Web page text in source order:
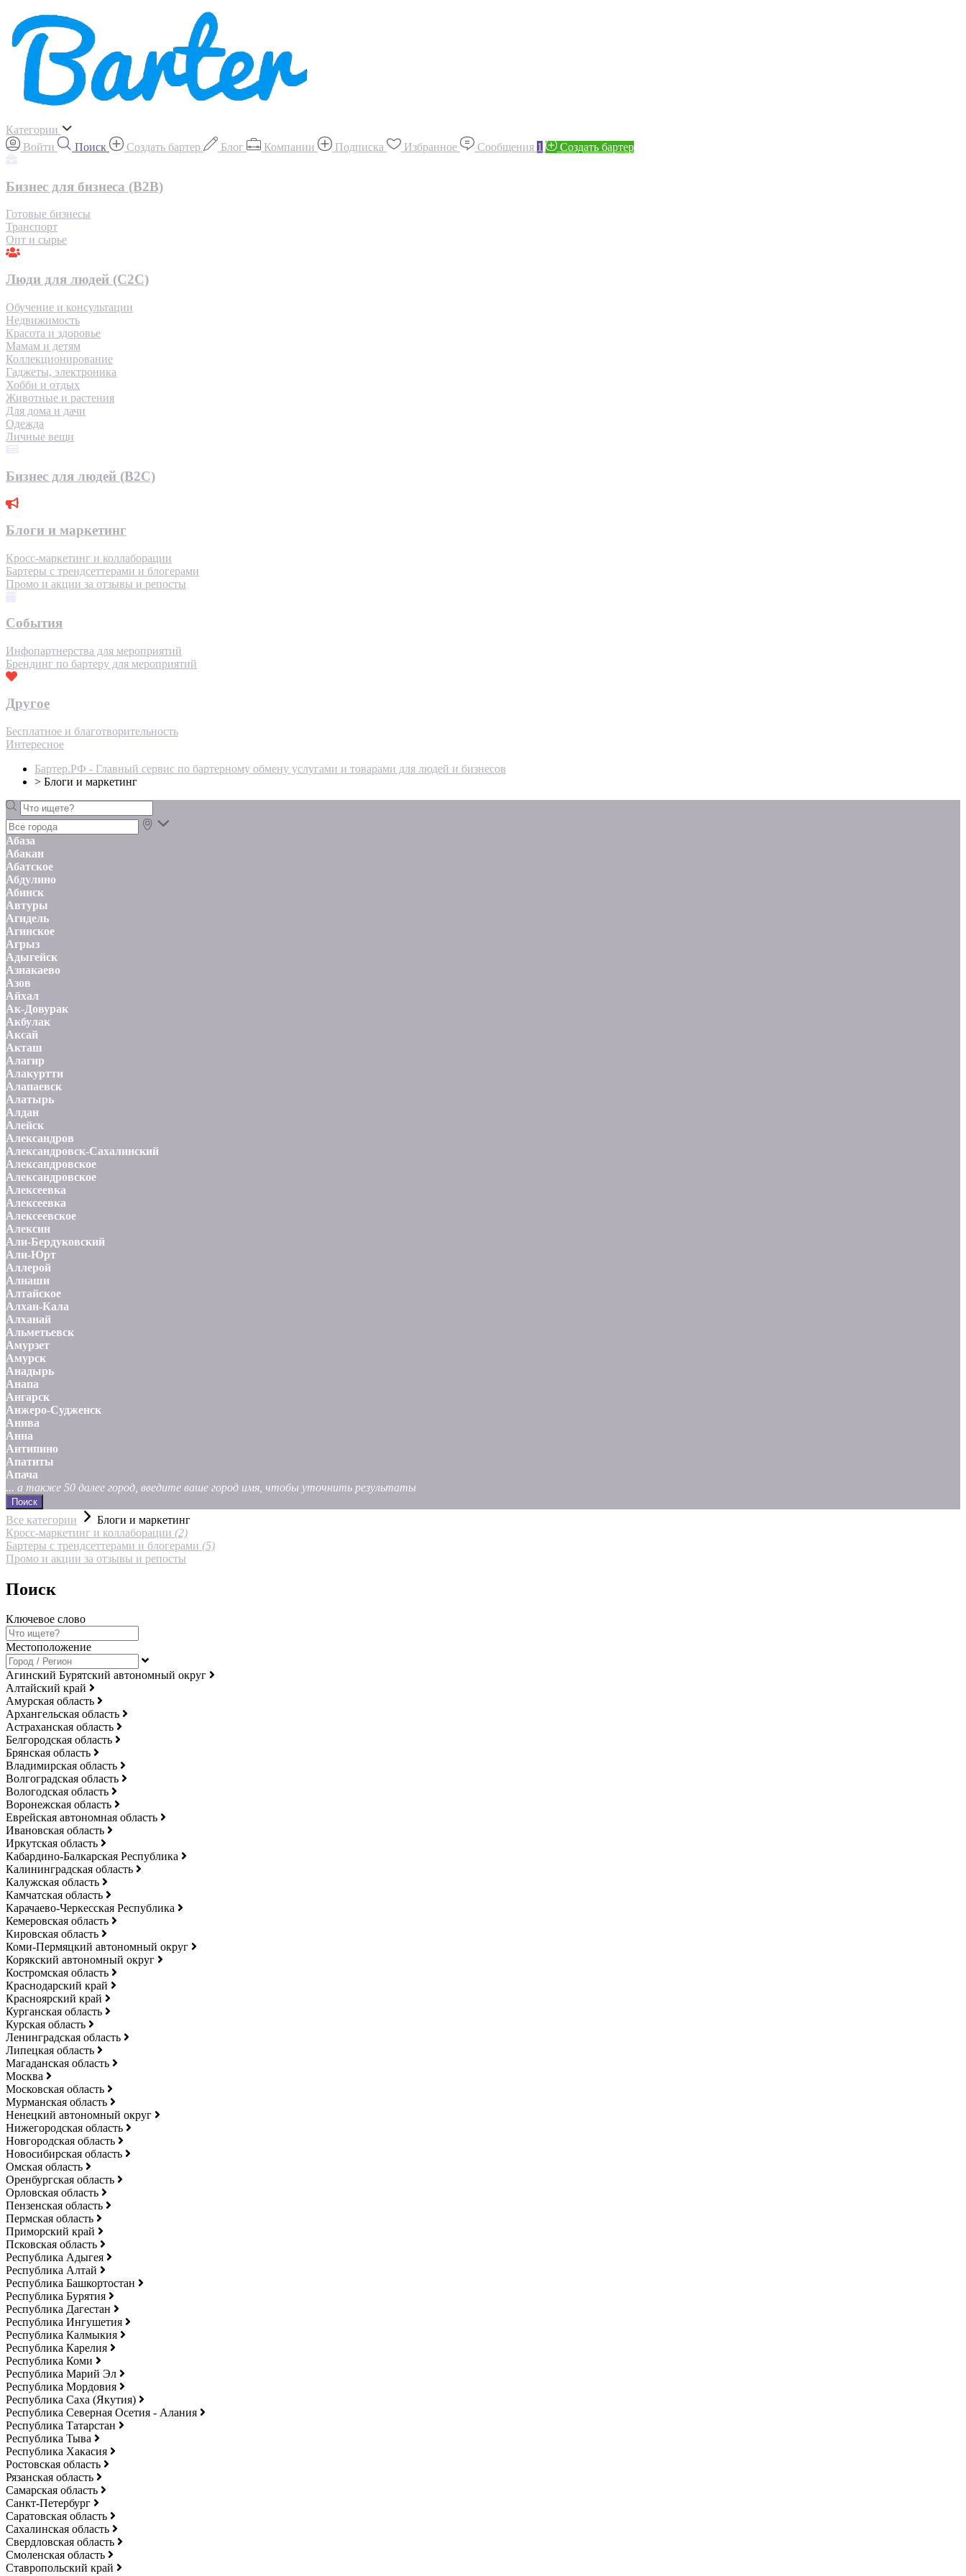
Категории
Войти
Поиск Создать бартер Блог Компании Подписка Избранное Сообщения 1 Создать бартер
Бизнес для бизнеса (B2B)
Готовые бизнесы
Транспорт
Опт и сырье
Люди для людей (С2С)
Обучение и консультации
Недвижимость
Красота и здоровье
Мамам и детям
Коллекционирование
Гаджеты, электроника
Хобби и отдых
Животные и растения
Для дома и дачи
Одежда
Личные вещи
Бизнес для людей (B2C)
Блоги и маркетинг
Кросс-маркетинг и коллаборации
Бартеры с трендсеттерами и блогерами
Промо и акции за отзывы и репосты
События
Инфопартнерства для мероприятий
Брендинг по бартеру для мероприятий
Другое
Бесплатное и благотворительность
Интересное
Бартер.РФ - Главный сервис по бартерному обмену услугами и товарами для людей и бизнесов
> Блоги и маркетинг
Абаза
Абакан
Абатское
Абдулино
Абинск
Автуры
Агидель
Агинское
Агрыз
Адыгейск
Азнакаево
Азов
Айхал
Ак-Довурак
Акбулак
Аксай
Акташ
Алагир
Алакуртти
Алапаевск
Алатырь
Алдан
Алейск
Александров
Александровск-Сахалинский
Александровское
Александровское
Алексеевка
Алексеевка
Алексеевское
Алексин
Али-Бердуковский
Али-Юрт
Аллерой
Алнаши
Алтайское
Алхан-Кала
Алханай
Альметьевск
Амурзет
Амурск
Анадырь
Анапа
Ангарск
Анжеро-Судженск
Анива
Анна
Антипино
Апатиты
Апача
... а также 50 далее город, введите ваше город имя, чтобы уточнить результаты
Поиск
Все категории
Блоги и маркетинг
Кросс-маркетинг и коллаборации (2)
Бартеры с трендсеттерами и блогерами (5)
Промо и акции за отзывы и репосты
Поиск
Ключевое слово
Местоположение
Агинский Бурятский автономный округ
Алтайский край
Амурская область
Архангельская область
Астраханская область
Белгородская область
Брянская область
Владимирская область
Волгоградская область
Вологодская область
Воронежская область
Еврейская автономная область
Ивановская область
Иркутская область
Кабардино-Балкарская Республика
Калининградская область
Калужская область
Камчатская область
Карачаево-Черкесская Республика
Кемеровская область
Кировская область
Коми-Пермяцкий автономный округ
Корякский автономный округ
Костромская область
Краснодарский край
Красноярский край
Курганская область
Курская область
Ленинградская область
Липецкая область
Магаданская область
Москва
Московская область
Мурманская область
Ненецкий автономный округ
Нижегородская область
Новгородская область
Новосибирская область
Омская область
Оренбургская область
Орловская область
Пензенская область
Пермская область
Приморский край
Псковская область
Республика Адыгея
Республика Алтай
Республика Башкортостан
Республика Бурятия
Республика Дагестан
Республика Ингушетия
Республика Калмыкия
Республика Карелия
Республика Коми
Республика Марий Эл
Республика Мордовия
Республика Саха (Якутия)
Республика Северная Осетия - Алания
Республика Татарстан
Республика Тыва
Республика Хакасия
Ростовская область
Рязанская область
Самарская область
Санкт-Петербург
Саратовская область
Сахалинская область
Свердловская область
Смоленская область
Ставропольский край